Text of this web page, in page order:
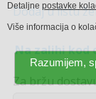
Dodaj u listu
Na zalihi kod
Za bržu
Detaljne postavke
Više informacija o
Razumijem,